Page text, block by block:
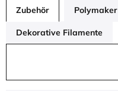
Zubehör
Dekorative Filamente